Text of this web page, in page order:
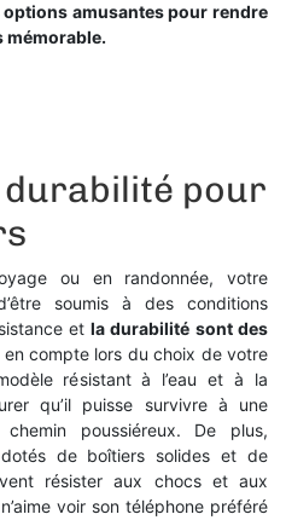
amusantes pour rendre
mémorable.
durabilité pour
ou en
randonnée, votre
soumis à des conditions
et la durabilité sont des
compte lors du choix de votre
résistant à l’eau et à la
qu’il puisse survivre à une
poussiéreux. De plus,
de boîtiers solides et de
résister aux chocs et aux
voir son téléphone préféré